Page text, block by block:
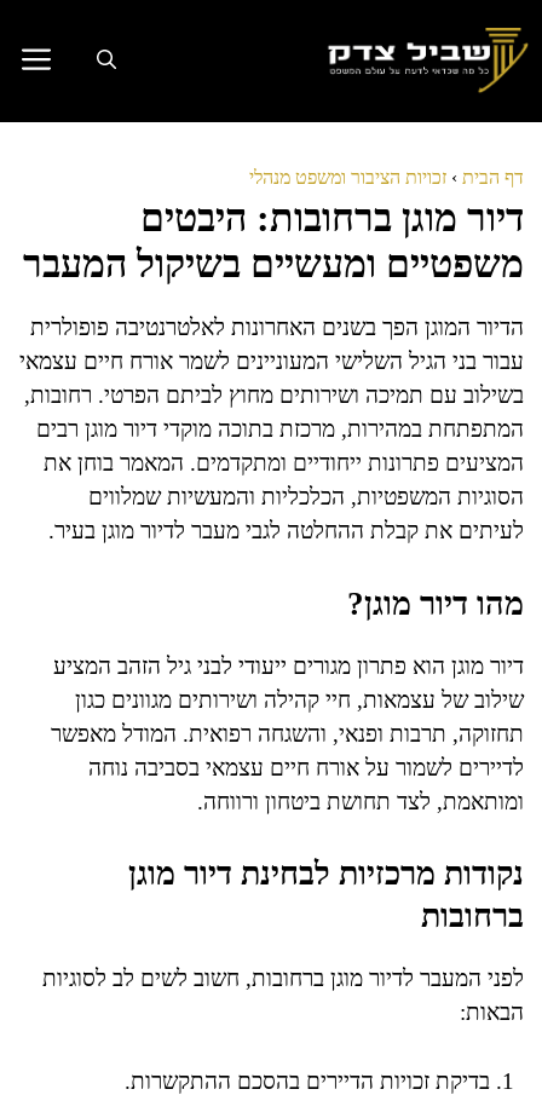
לתוכן
דף הבית › זכויות הציבור ומשפט מנהלי
דיור מוגן ברחובות: היבטים
משפטיים ומעשיים בשיקול המעבר
הדיור המוגן הפך בשנים האחרונות לאלטרנטיבה פופולרית
עבור בני הגיל השלישי המעוניינים לשמר אורח חיים עצמאי
בשילוב עם תמיכה ושירותים מחוץ לביתם הפרטי. רחובות,
המתפתחת במהירות, מרכזת בתוכה מוקדי דיור מוגן רבים
המציעים פתרונות ייחודיים ומתקדמים. המאמר בוחן את
הסוגיות המשפטיות, הכלכליות והמעשיות שמלווים
לעיתים את קבלת ההחלטה לגבי מעבר לדיור מוגן בעיר.
מהו דיור מוגן?
דיור מוגן הוא פתרון מגורים ייעודי לבני גיל הזהב המציע
שילוב של עצמאות, חיי קהילה ושירותים מגוונים כגון
תחזוקה, תרבות ופנאי, והשגחה רפואית. המודל מאפשר
לדיירים לשמור על אורח חיים עצמאי בסביבה נוחה
ומותאמת, לצד תחושת ביטחון ורווחה.
נקודות מרכזיות לבחינת דיור מוגן
ברחובות
לפני המעבר לדיור מוגן ברחובות, חשוב לשים לב לסוגיות
הבאות:
בדיקת זכויות הדיירים בהסכם ההתקשרות.